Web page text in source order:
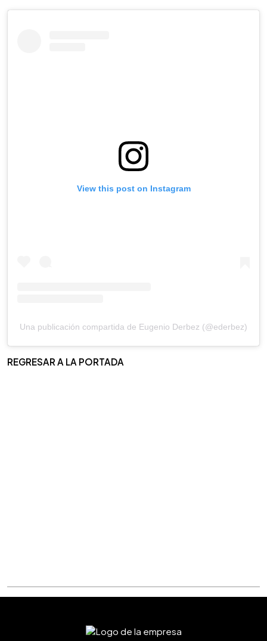
View this post on Instagram
Una publicación compartida de Eugenio Derbez (@ederbez)
REGRESAR A LA PORTADA